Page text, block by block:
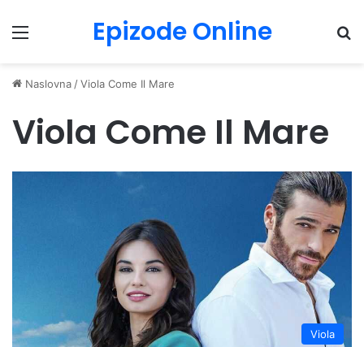
Menu Epizode Online
Naslovna /Viola Come Il Mare
Viola Come Il Mare
Viola